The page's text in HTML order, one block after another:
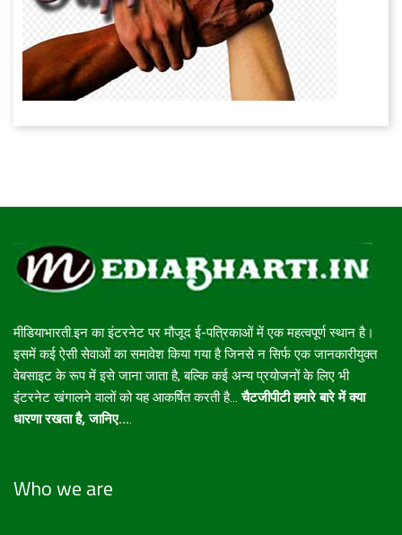
मीडियाभारती.इन का इंटरनेट पर मौजूद ई-पत्रिकाओं में एक महत्वपूर्ण स्थान है।
इसमें कई ऐसी सेवाओं का समावेश किया गया है जिनसे न सिर्फ एक जानकारीयुक्त
वेबसाइट के रूप में इसे जाना जाता है, बल्कि कई अन्य प्रयोजनों के लिए भी
इंटरनेट खंगालने वालों को यह आकर्षित करती है... चैटजीपीटी हमारे बारे में क्या
धारणा रखता है, जानिए....
Who we are